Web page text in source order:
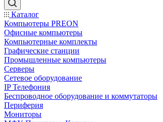
Каталог
Компьютеры PREON
Офисные компьютеры
Компьютерные комплекты
Графические станции
Промышленные компьютеры
Серверы
Сетевое оборудование
IP Телефония
Беспроводное оборудование и коммутаторы
Периферия
Мониторы